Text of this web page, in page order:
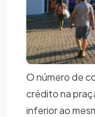
O número de
crédito na
inferior ao